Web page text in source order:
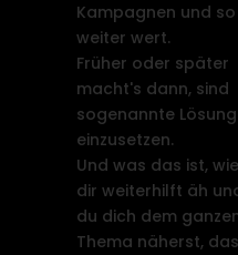
Kampagnen und so
weiter wert.
Früher oder später
macht's dann, sind
sogenannte
einzusetzen.
Und was das ist,
dir weiterhilft äh
du dich dem
Thema näherst,